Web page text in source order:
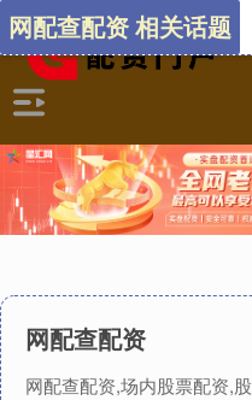
网配查配资
网配查配资,场内股票配资,
网配查配资 相关话题